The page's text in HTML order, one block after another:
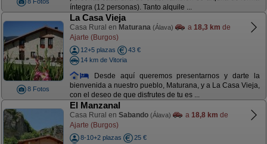
íntegra (12 personas). Tanto alquile ...
8 Fotos
La Casa Vieja
Casa Rural en Maturana (Álava) a 18,3 km de
Ajarte (Burgos)
12+5 plazas
43 €
14 km de Vitoria
Desde aquí queremos presentarnos y darte la
bienvenida a nuestro pueblo, Maturana, y a La Casa Vieja,
con el deseo de que disfrutes de tu es ...
El Manzanal
Casa Rural en Sabando (Álava) a 18,8 km de
Ajarte (Burgos)
8-10+2 plazas
25 €